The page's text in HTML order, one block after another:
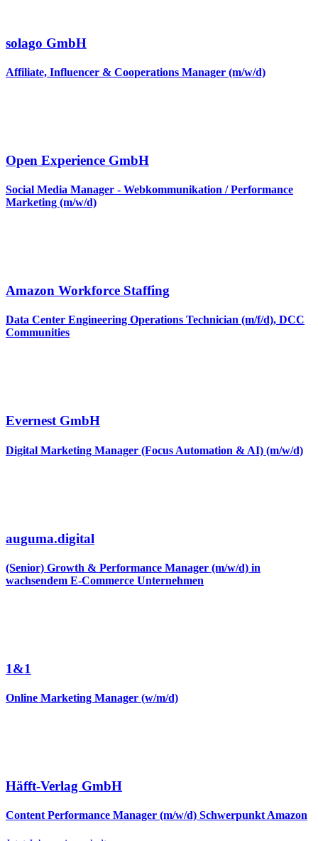
solago GmbH
Affiliate, Influencer & Cooperations Manager (m/w/d)
Open Experience GmbH
Social Media Manager - Webkommunikation / Performance
Marketing (m/w/d)
Amazon Workforce Staffing
Data Center Engineering Operations Technician (m/f/d), DCC
Communities
Evernest GmbH
Digital Marketing Manager (Focus Automation & AI) (m/w/d)
auguma.digital
(Senior) Growth & Performance Manager (m/w/d) in
wachsendem E-Commerce Unternehmen
1&1
Online Marketing Manager (w/m/d)
Häfft-Verlag GmbH
Content Performance Manager (m/w/d) Schwerpunkt Amazon